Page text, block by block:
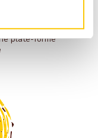
plate-forme